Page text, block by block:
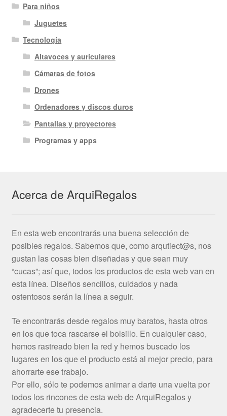
Para niños
Juguetes
Tecnología
Altavoces y auriculares
Cámaras de fotos
Drones
Ordenadores y discos duros
Pantallas y proyectores
Programas y apps
Acerca de ArquiRegalos
En esta web encontrarás una buena selección de
posibles regalos. Sabemos que, como arqutiect@s, nos
gustan las cosas bien diseñadas y que sean muy
“cucas”; así que, todos los productos de esta web van en
esta línea. Diseños sencillos, cuidados y nada
ostentosos serán la línea a seguir.
Te encontrarás desde regalos muy baratos, hasta otros
en los que toca rascarse el bolsillo. En cualquier caso,
hemos rastreado bien la red y hemos buscado los
lugares en los que el producto está al mejor precio, para
ahorrarte ese trabajo.
Por ello, sólo te podemos animar a darte una vuelta por
todos los rincones de esta web de ArquiRegalos y
agradecerte tu presencia.